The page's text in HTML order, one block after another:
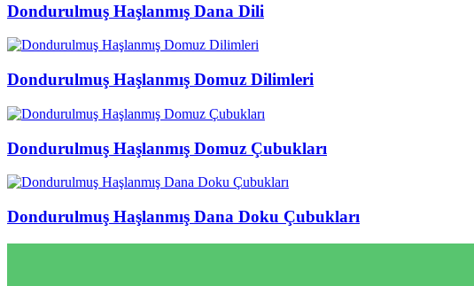
Dondurulmuş Haşlanmış Dana Dili
Dondurulmuş Haşlanmış Domuz Dilimleri
Dondurulmuş Haşlanmış Domuz Çubukları
Dondurulmuş Haşlanmış Dana Doku Çubukları